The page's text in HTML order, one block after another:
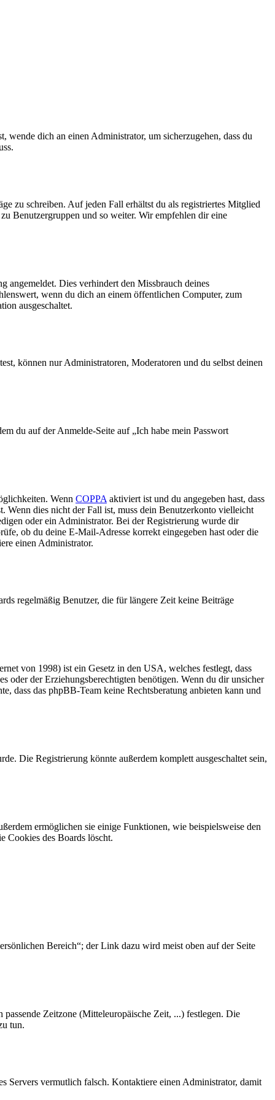
dich an einen Administrator, um sicherzugehen, dass du
zu schreiben. Auf jeden Fall erhältst du als registriertes Mitglied
Benutzergruppen und so weiter. Wir empfehlen dir eine
angemeldet. Dies verhindert den Missbrauch deines
wenn du dich an einem öffentlichen Computer, zum
ausgeschaltet.
können nur Administratoren, Moderatoren und du selbst deinen
du auf der Anmelde-Seite auf „Ich habe mein Passwort
Wenn COPPA aktiviert ist und du angegeben hast, dass
Wenn dies nicht der Fall ist, muss dein Benutzerkonto vielleicht
oder ein Administrator. Bei der Registrierung wurde dir
ob du deine E-Mail-Adresse korrekt eingegeben hast oder die
einen Administrator.
regelmäßig Benutzer, die für längere Zeit keine Beiträge
von 1998) ist ein Gesetz in den USA, welches festlegt, dass
oder der Erziehungsberechtigten benötigen. Wenn du dir unsicher
dass das phpBB-Team keine Rechtsberatung anbieten kann und
Die Registrierung könnte außerdem komplett ausgeschaltet sein,
ermöglichen sie einige Funktionen, wie beispielsweise den
Cookies des Boards löscht.
Bereich“; der Link dazu wird meist oben auf der Seite
Zeitzone (Mitteleuropäische Zeit, ...) festlegen. Die
tun.
Servers vermutlich falsch. Kontaktiere einen Administrator, damit